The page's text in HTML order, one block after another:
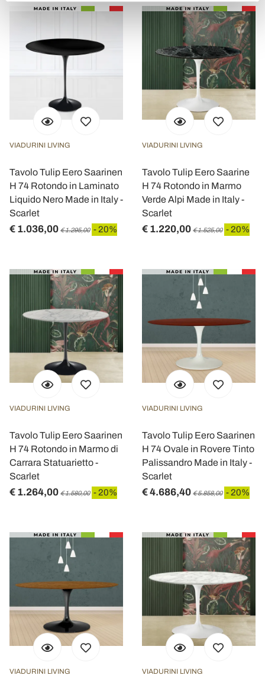
VIADURINI LIVING
Tavolo Tulip Eero Saarinen
H 74 Rotondo in Laminato
Liquido Nero Made in Italy -
Scarlet
€ 1.036,00 € 1.295,00 - 20%
VIADURINI LIVING
Tavolo Tulip Eero Saarine
H 74 Rotondo in Marmo
Verde Alpi Made in Italy -
Scarlet
€ 1.220,00 € 1.525,00 - 20%
VIADURINI LIVING
Tavolo Tulip Eero Saarinen
H 74 Rotondo in Marmo di
Carrara Statuarietto -
Scarlet
€ 1.264,00 € 1.580,00 - 20%
VIADURINI LIVING
Tavolo Tulip Eero Saarinen
H 74 Ovale in Rovere Tinto
Palissandro Made in Italy -
Scarlet
€ 4.686,40 € 5.858,00 - 20%
VIADURINI LIVING VIADURINI LIVING